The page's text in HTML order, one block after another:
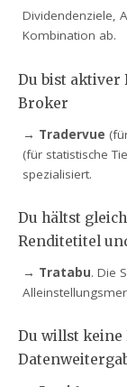
Dividendenziele,
Kombination ab.
Du bist aktiver
Broker
→ Tradervue
(für statistische
spezialisiert.
Du hältst
Renditetitel
→ Tratabu. Die
Du willst